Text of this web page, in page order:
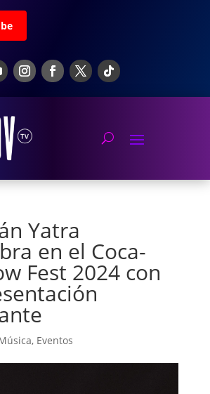
Yatra
en el Coca-
Fest 2024 con
, Eventos